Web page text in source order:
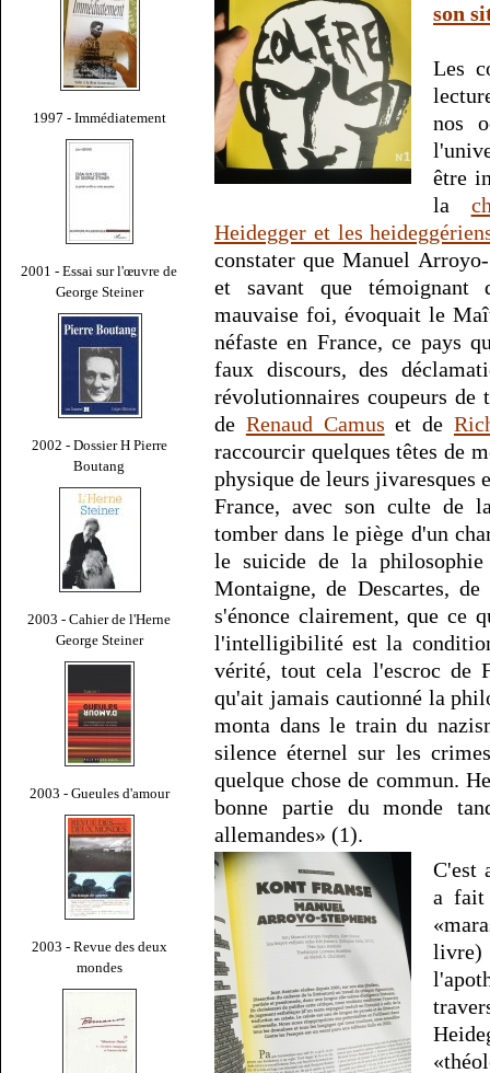
1997 - Immédiatement
2001 - Essai sur l'œuvre de
George Steiner
2002 - Dossier H Pierre
Boutang
2003 - Cahier de l'Herne
George Steiner
2003 - Gueules d'amour
2003 - Revue des deux
mondes
son
Les
nos
être
la
Heidegger et les
constater que Manuel
et savant que témoignant
mauvaise foi, évoquait le
néfaste en France, ce pays
faux discours, des
révolutionnaires coupeurs de
de Renaud Camus et de
raccourcir quelques têtes de
physique de leurs jivaresques
France, avec son culte de
tomber dans le piège d'un
le suicide de la
Montaigne, de Descartes,
s'énonce clairement, que ce
l'intelligibilité est la
vérité, tout cela l'escroc de
qu'ait jamais cautionné la
monta dans le train du
silence éternel sur les
quelque chose de commun.
bonne partie du monde
allemandes» (1).
C'est
a fait